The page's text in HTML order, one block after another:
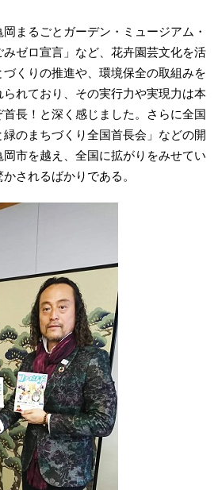
まるごとガーデン・ミュージアム・
ゼロ宣言」など、花卉園芸文化を活
くりの推進や、環境保全の取組みを
れており、その実行力や実現力は本
長！と深く感じました。さらに全国
のまちづくり全国首長会」などの開
市を越え、全国に拡がりをみせてい
されるばかりである。